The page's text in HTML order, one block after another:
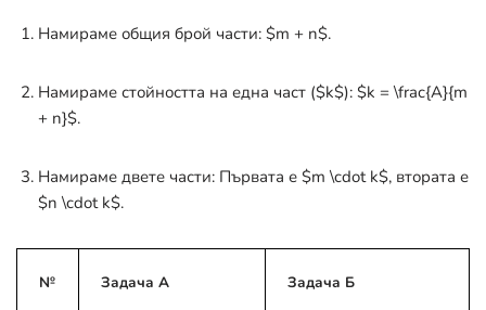
Намираме общия брой части: $m + n$.
Намираме стойността на една част ($k$): $k = \frac{A}{m
+ n}$.
Намираме двете части: Първата е $m \cdot k$, втората е
$n \cdot k$.
№ Задача А Задача Б